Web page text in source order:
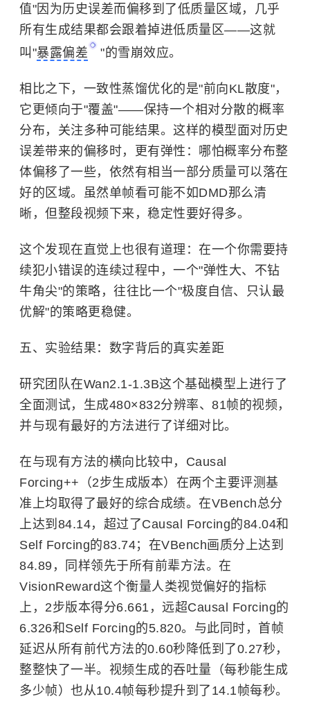
值"因为历史误差而偏移到了低质量区域，几乎
所有生成结果都会跟着掉进低质量区——这就
叫"暴露偏差 "的雪崩效应。
相比之下，一致性蒸馏优化的是"前向KL散度"，
它更倾向于"覆盖"——保持一个相对分散的概率
分布，关注多种可能结果。这样的模型面对历史
误差带来的偏移时，更有弹性：哪怕概率分布整
体偏移了一些，依然有相当一部分质量可以落在
好的区域。虽然单帧看可能不如DMD那么清
晰，但整段视频下来，稳定性要好得多。
这个发现在直觉上也很有道理：在一个你需要持
续犯小错误的连续过程中，一个"弹性大、不钻
牛角尖"的策略，往往比一个"极度自信、只认最
优解"的策略更稳健。
五、实验结果：数字背后的真实差距
研究团队在Wan2.1-1.3B这个基础模型上进行了
全面测试，生成480×832分辨率、81帧的视频，
并与现有最好的方法进行了详细对比。
在与现有方法的横向比较中，Causal
Forcing++（2步生成版本）在两个主要评测基
准上均取得了最好的综合成绩。在VBench总分
上达到84.14，超过了Causal Forcing的84.04和
Self Forcing的83.74；在VBench画质分上达到
84.89，同样领先于所有前辈方法。在
VisionReward这个衡量人类视觉偏好的指标
上，2步版本得分6.661，远超Causal Forcing的
6.326和Self Forcing的5.820。与此同时，首帧
延迟从所有前代方法的0.60秒降低到了0.27秒，
整整快了一半。视频生成的吞吐量（每秒能生成
多少帧）也从10.4帧每秒提升到了14.1帧每秒。